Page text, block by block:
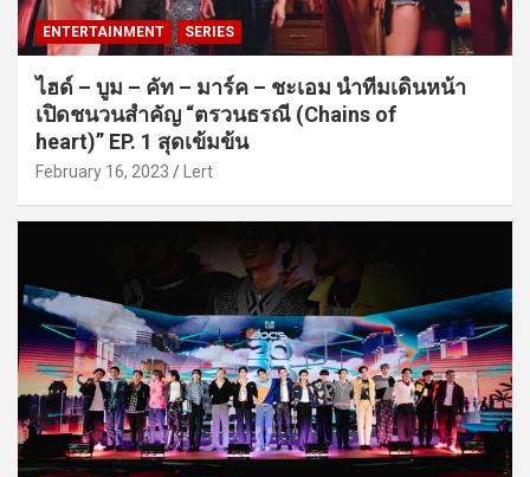
ENTERTAINMENT SERIES
ไฮด์ – บูม – คัท – มาร์ค – ชะเอม นำทีมเดินหน้า
เปิดชนวนสำคัญ “ตรวนธรณี (Chains of
heart)” EP. 1 สุดเข้มข้น
February 16, 2023 Lert